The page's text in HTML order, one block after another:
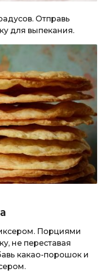
Отправь
для выпекания.
Порциями
не переставая
какао-порошок и